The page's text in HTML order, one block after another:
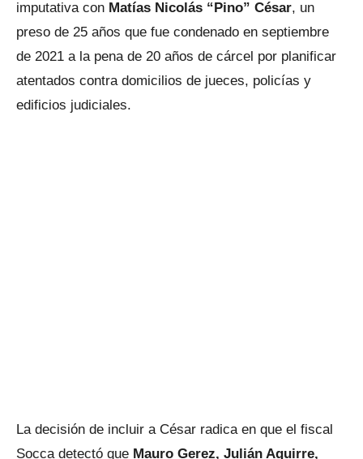
imputativa con Matías Nicolás “Pino” César, un
preso de 25 años que fue condenado en septiembre
de 2021 a la pena de 20 años de cárcel por planificar
atentados contra domicilios de jueces, policías y
edificios judiciales.
La decisión de incluir a César radica en que el fiscal
Socca detectó que Mauro Gerez, Julián Aguirre,